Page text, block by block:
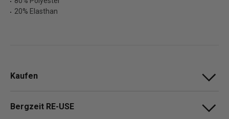
20% Elasthan
Kaufen
Bergzeit RE-USE